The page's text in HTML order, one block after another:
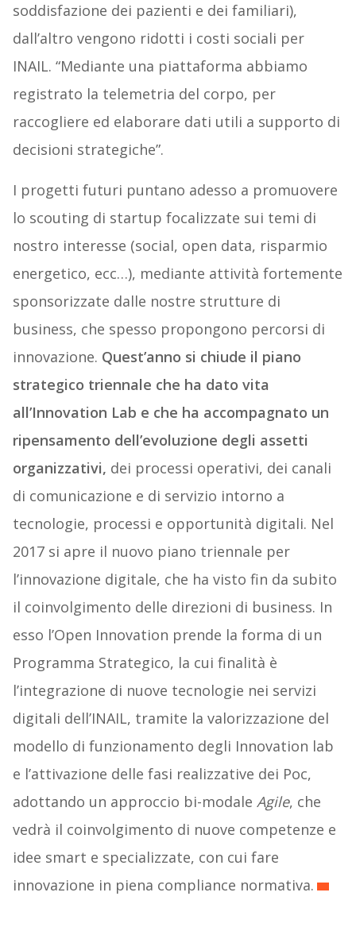
soddisfazione dei pazienti e dei familiari),
dall’altro vengono ridotti i costi sociali per
INAIL. “Mediante una piattaforma abbiamo
registrato la telemetria del corpo, per
raccogliere ed elaborare dati utili a supporto di
decisioni strategiche”.
I progetti futuri puntano adesso a promuovere
lo scouting di startup focalizzate sui temi di
nostro interesse (social, open data, risparmio
energetico, ecc…), mediante attività fortemente
sponsorizzate dalle nostre strutture di
business, che spesso propongono percorsi di
innovazione. Quest’anno si chiude il piano
strategico triennale che ha dato vita
all’Innovation Lab e che ha accompagnato un
ripensamento dell’evoluzione degli assetti
organizzativi, dei processi operativi, dei canali
di comunicazione e di servizio intorno a
tecnologie, processi e opportunità digitali. Nel
2017 si apre il nuovo piano triennale per
l’innovazione digitale, che ha visto fin da subito
il coinvolgimento delle direzioni di business. In
esso l’Open Innovation prende la forma di un
Programma Strategico, la cui finalità è
l’integrazione di nuove tecnologie nei servizi
digitali dell’INAIL, tramite la valorizzazione del
modello di funzionamento degli Innovation lab
e l’attivazione delle fasi realizzative dei Poc,
adottando un approccio bi-modale Agile, che
vedrà il coinvolgimento di nuove competenze e
idee smart e specializzate, con cui fare
innovazione in piena compliance normativa.